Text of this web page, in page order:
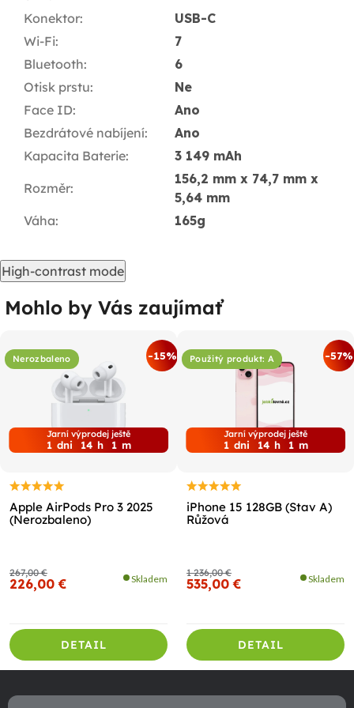
Konektor:
USB-C
Wi-Fi:
7
Bluetooth:
6
Otisk prstu:
Ne
Face ID:
Ano
Bezdrátové nabíjení:
Ano
Kapacita Baterie: 3 149 mAh
Rozměr:
156,2 mm x 74,7 mm x
5,64 mm
Váha: 165g
High-contrast mode
Mohlo by Vás zaujímať
Nerozbaleno -15%
Jarní výprodej ještě
1 dni 14 h 1 m
Apple AirPods Pro 3 2025
(Nerozbaleno)
267,00 €
226,00 € Skladem
DETAIL
Použitý produkt: A -57%
Jarní výprodej ještě
1 dni 14 h 1 m
iPhone 15 128GB (Stav A)
Růžová
1 236,00 €
535,00 € Skladem
DETAIL